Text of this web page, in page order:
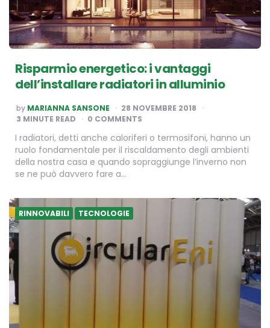
Risparmio energetico: i vantaggi
dell’installare radiatori in alluminio
POSTED
BY
by MARIANNA SANSONE
28 NOVEMBRE 2018
3 MINUTE READ 0 COMMENTS
I radiatori, detti anche caloriferi o termosifoni, hanno un
ruolo fondamentale per il riscaldamento degli ambienti
della nostra casa e quando sopraggiunge l’inverno non
se ne può davvero fare a…
RINNOVABILI TECNOLOGIE